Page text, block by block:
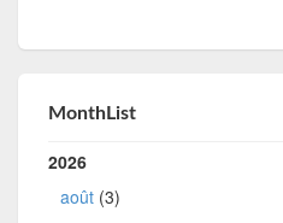
MonthList
2026
août (3)